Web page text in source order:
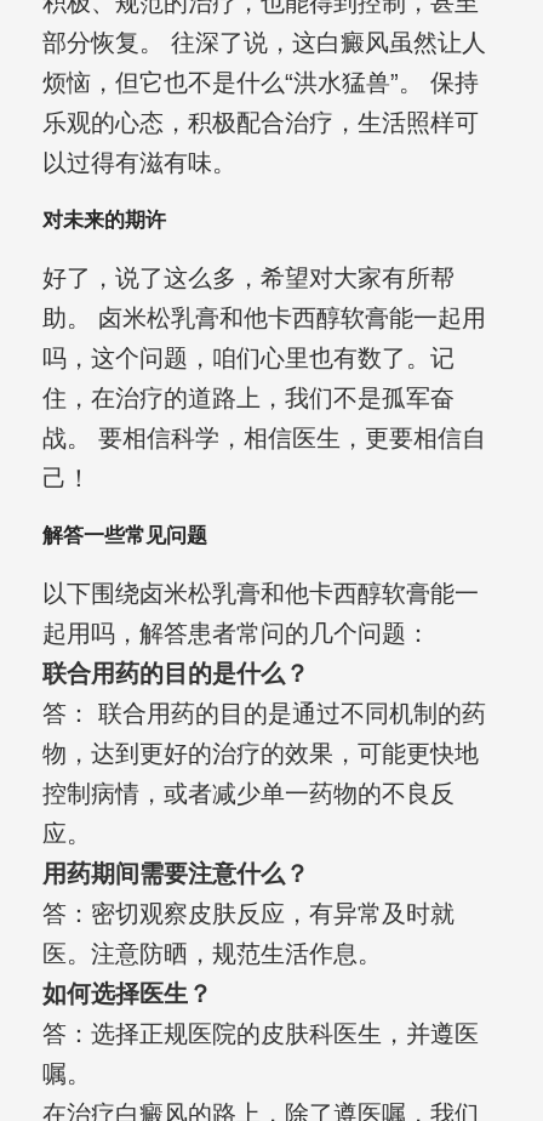
部分恢复。 往深了说，这白癜风虽然让人
烦恼，但它也不是什么“洪水猛兽”。 保持
乐观的心态，积极配合治疗，生活照样可
以过得有滋有味。
对未来的期许
好了，说了这么多，希望对大家有所帮
助。 卤米松乳膏和他卡西醇软膏能一起用
吗，这个问题，咱们心里也有数了。记
住，在治疗的道路上，我们不是孤军奋
战。 要相信科学，相信医生，更要相信自
己！
解答一些常见问题
以下围绕卤米松乳膏和他卡西醇软膏能一
起用吗，解答患者常问的几个问题：
联合用药的目的是什么？
答： 联合用药的目的是通过不同机制的药
物，达到更好的治疗的效果，可能更快地
控制病情，或者减少单一药物的不良反
应。
用药期间需要注意什么？
答：密切观察皮肤反应，有异常及时就
医。注意防晒，规范生活作息。
如何选择医生？
答：选择正规医院的皮肤科医生，并遵医
嘱。
在治疗白癜风的路上，除了遵医嘱，我们